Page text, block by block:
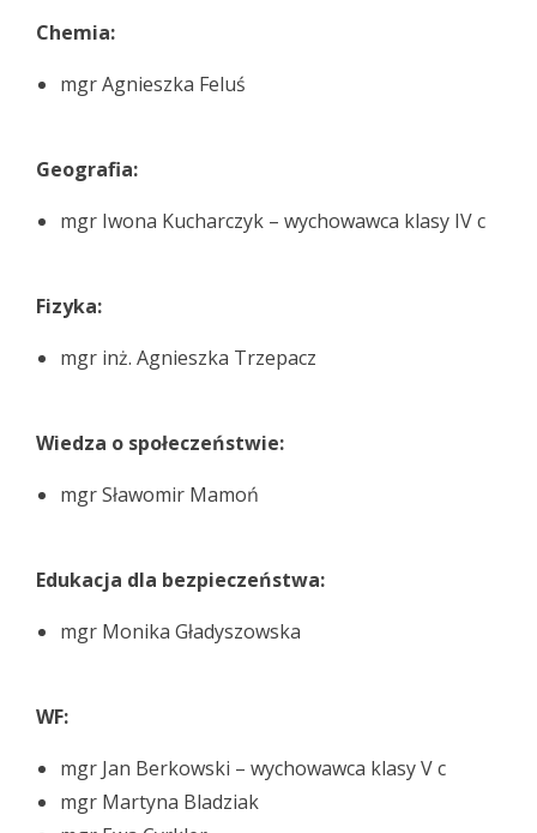
Chemia:
mgr Agnieszka Feluś
Geografia:
mgr Iwona Kucharczyk – wychowawca klasy IV c
Fizyka:
mgr inż. Agnieszka Trzepacz
Wiedza o społeczeństwie:
mgr Sławomir Mamoń
Edukacja dla bezpieczeństwa:
mgr Monika Gładyszowska
WF:
mgr Jan Berkowski – wychowawca klasy V c
mgr Martyna Bladziak